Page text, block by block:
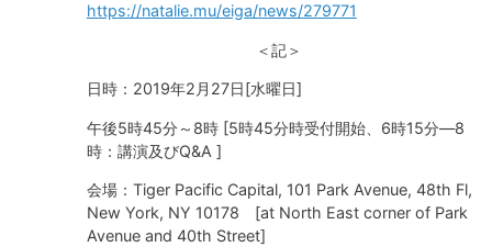
https://natalie.mu/eiga/news/279771
＜記＞
日時：2019年2月27日[水曜日]
午後5時45分～8時 [5時45分時受付開始、6時15分―8
時：講演及びQ&A ]
会場：Tiger Pacific Capital, 101 Park Avenue, 48th Fl,
New York, NY 10178 [at North East corner of Park
Avenue and 40th Street]